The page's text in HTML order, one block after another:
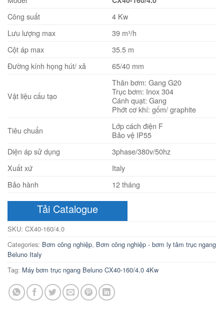
Công suất
4 Kw
Lưu lượng max
39 m³/h
Cột áp max
35.5 m
Đường kính họng hút/ xả
65/40 mm
Vật liệu cấu tạo
Thân bơm: Gang G20
Trục bơm: Inox 304
Cánh quạt: Gang
Phớt cơ khí: gốm/ graphite
Tiêu chuẩn
Lớp cách điện F
Bảo vệ IP55
Diện áp sử dụng
3phase/380v/50hz
Xuất xứ
Italy
Bảo hành
12 tháng
Tải Catalogue
SKU: CX40-160/4.0
Categories: Bơm công nghiệp, Bơm công nghiệp - bơm ly tâm trục ngang
Beluno Italy
Tag: Máy bơm trục ngang Beluno CX40-160/4.0 4Kw